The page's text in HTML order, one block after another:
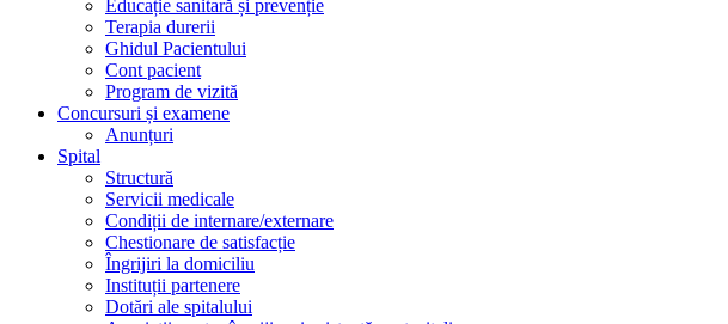
Educație sanitară și prevenție
Terapia durerii
Ghidul Pacientului
Cont pacient
Program de vizită
Concursuri și examene
Anunțuri
Spital
Structură
Servicii medicale
Condiții de internare/externare
Chestionare de satisfacție
Îngrijiri la domiciliu
Instituții partenere
Dotări ale spitalului